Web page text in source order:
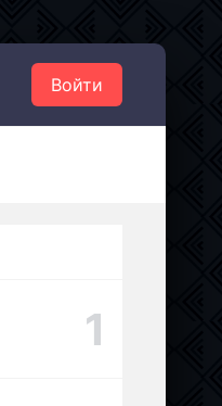
Войти